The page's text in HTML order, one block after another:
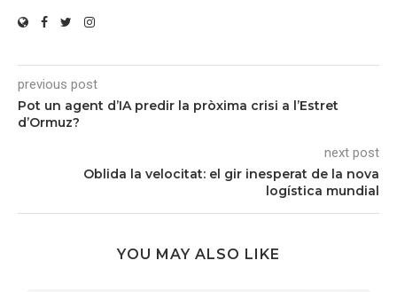
previous post
Pot un agent d’IA predir la pròxima crisi a l’Estret
d’Ormuz?
next post
Oblida la velocitat: el gir inesperat de la nova
logística mundial
YOU MAY ALSO LIKE